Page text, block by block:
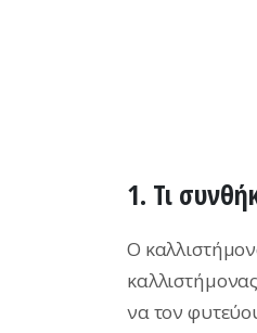
1. Τι
O
να τον